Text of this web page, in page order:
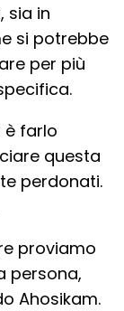
sia in
si potrebbe
per più
è farlo
questa
perdonati.
proviamo
persona,
Ahosikam.